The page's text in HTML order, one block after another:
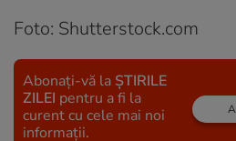
Foto: Shutterstock.com
Abonați-vă la ȘTIRILE
ZILEI pentru a fi la
curent cu cele mai noi
informații.